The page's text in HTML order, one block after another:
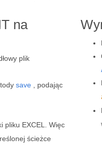
na
plik
save , podając
pliku EXCEL. Więc
ścieżce